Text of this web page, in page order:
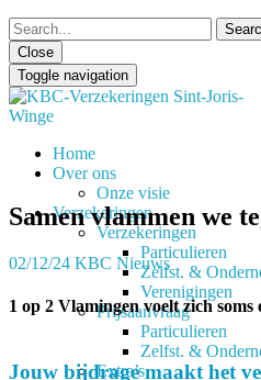
Close
Toggle navigation
Home
Over ons
Onze visie
Verzekeringen
Verzekeringen
Particulieren
Zelfst. &
Verenigingen
Prijsaanvraag
Particulieren
Zelfst. &
Extra’s
Samen vlammen we
02/12/24 KBC Nieuws
1 op 2 Vlamingen voelt zich
Jouw bijdrage maakt het